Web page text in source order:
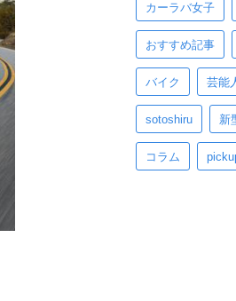
カーラバ女子
おすすめ記事
バイク 芸能
sotoshiru 新
コラム